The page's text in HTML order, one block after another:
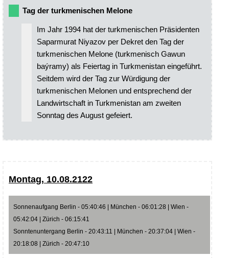
Tag der turkmenischen Melone
Im Jahr 1994 hat der turkmenischen Präsidenten
Saparmurat Niyazov per Dekret den Tag der
turkmenischen Melone (turkmenisch Gawun
baýramy) als Feiertag in Turkmenistan eingeführt.
Seitdem wird der Tag zur Würdigung der
turkmenischen Melonen und entsprechend der
Landwirtschaft in Turkmenistan am zweiten
Sonntag des August gefeiert.
Montag, 10.08.2122
Sonnenaufgang Berlin - 05:40:46 | München - 06:01:28 | Wien -
05:42:04 | Zürich - 06:15:41
Sonntenuntergang Berlin - 20:43:11 | München - 20:37:04 | Wien -
20:18:08 | Zürich - 20:47:10